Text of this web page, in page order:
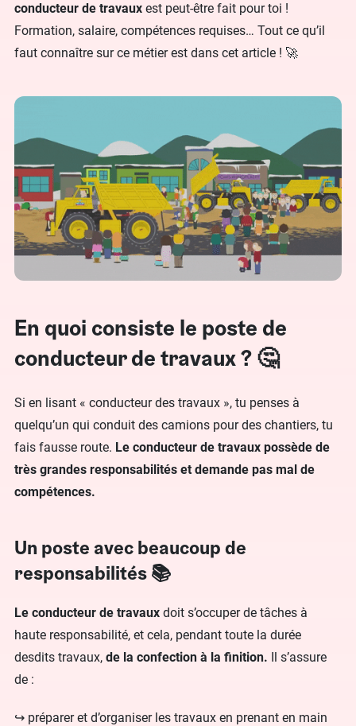
conducteur de travaux est peut-être fait pour toi !
Formation, salaire, compétences requises… Tout ce qu’il
faut connaître sur ce métier est dans cet article ! 🚀
En quoi consiste le poste de
conducteur de travaux ? 🤔
Si en lisant « conducteur des travaux », tu penses à
quelqu’un qui conduit des camions pour des chantiers, tu
fais fausse route. Le conducteur de travaux possède de
très grandes responsabilités et demande pas mal de
compétences.
Un poste avec beaucoup de
responsabilités 📚
Le conducteur de travaux doit s’occuper de tâches à
haute responsabilité, et cela, pendant toute la durée
desdits travaux, de la confection à la finition. Il s’assure
de :
↪️ préparer et d’organiser les travaux en prenant en main